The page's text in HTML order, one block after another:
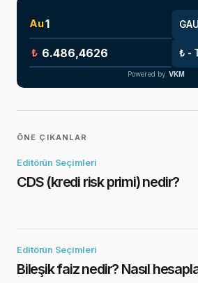
Au
₺
Powered by VKM
ÖNE ÇIKANLAR
Editörün Seçimleri
CDS (kredi risk primi) nedir?
Editörün Seçimleri
Bileşik faiz nedir? Nasıl